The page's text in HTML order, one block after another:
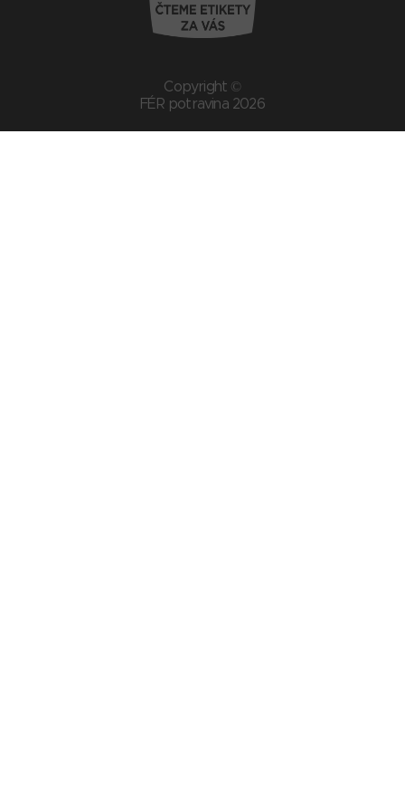
Copyright ©
FÉR potravina 2026